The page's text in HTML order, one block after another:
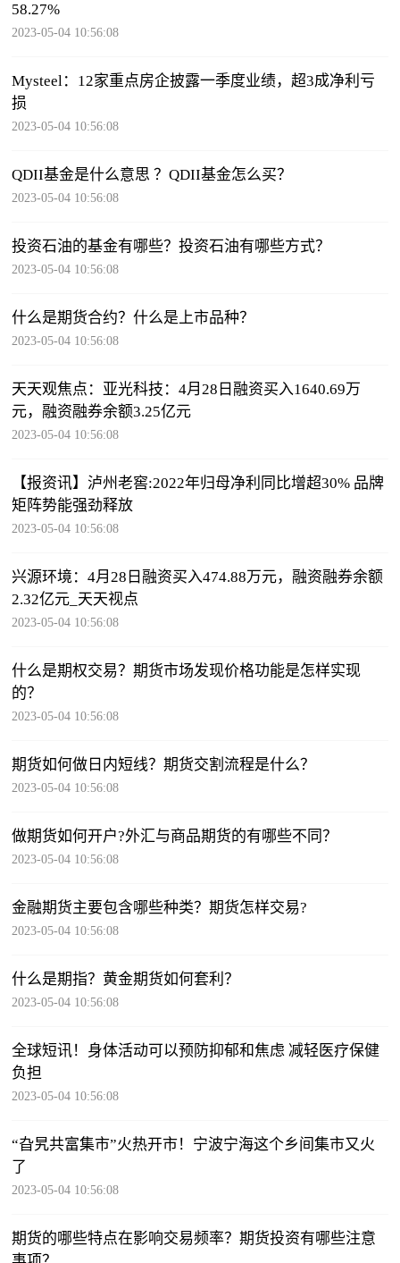
58.27%
2023-05-04 10:56:08
Mysteel：12家重点房企披露一季度业绩，超3成净利亏
损
2023-05-04 10:56:08
QDII基金是什么意思 ？QDII基金怎么买？
2023-05-04 10:56:08
投资石油的基金有哪些？投资石油有哪些方式？
2023-05-04 10:56:08
什么是期货合约？什么是上市品种？
2023-05-04 10:56:08
天天观焦点：亚光科技：4月28日融资买入1640.69万
元，融资融券余额3.25亿元
2023-05-04 10:56:08
【报资讯】泸州老窖:2022年归母净利同比增超30% 品牌
矩阵势能强劲释放
2023-05-04 10:56:08
兴源环境：4月28日融资买入474.88万元，融资融券余额
2.32亿元_天天视点
2023-05-04 10:56:08
什么是期权交易？期货市场发现价格功能是怎样实现
的？
2023-05-04 10:56:08
期货如何做日内短线？期货交割流程是什么？
2023-05-04 10:56:08
做期货如何开户?外汇与商品期货的有哪些不同？
2023-05-04 10:56:08
金融期货主要包含哪些种类？期货怎样交易?
2023-05-04 10:56:08
什么是期指？黄金期货如何套利？
2023-05-04 10:56:08
全球短讯！身体活动可以预防抑郁和焦虑 减轻医疗保健
负担
2023-05-04 10:56:08
“旮旯共富集市”火热开市！宁波宁海这个乡间集市又火
了
2023-05-04 10:56:08
期货的哪些特点在影响交易频率？期货投资有哪些注意